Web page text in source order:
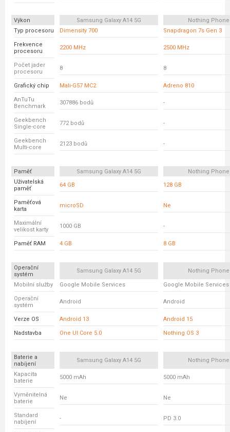
Výkon Samsung Galaxy A14 5G
Nothing Phone
Typ procesoru
Dimensity 700 Snapdragon 7s Gen 3
Frekvence
procesoru
2200 MHz 2500 MHz
Počet jader
procesoru
8 8
Grafický chip Mali-G57 MC2 Adreno 810
AnTuTu
Benchmark
307886 bodů -
Geekbench
Single-core
772 bodů -
Geekbench
Multi-core
2123 bodů -
Paměť Samsung Galaxy A14 5G
Nothing Phone
Uživatelská
paměť
64 GB 128 GB
Paměťová
karta
microSD Ne
Maximální
velikost karty
1000 GB -
Paměť RAM 4 GB 8 GB
Operační
systém
Samsung Galaxy A14 5G Nothing Phone
Mobilní služby Google Mobile Services Google Mobile Services
Operační
systém
Android Android
Verze OS Android 13 Android 15
Nadstavba One UI Core 5.0 Nothing OS 3
Baterie a
nabíjení
Samsung Galaxy A14 5G Nothing Phone
Kapacita
baterie
5000 mAh 5000 mAh
Vyměnitelná
baterie
Ne Ne
Standard
nabíjení
- PD 3.0